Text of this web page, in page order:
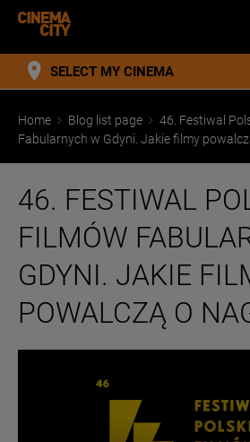
SELECT MY CINEMA
Home Blog list page
46. Festiwal
Fabularnych w Gdyni. Jakie filmy
46. FESTIWAL
FILMÓW
GDYNI. JAKIE
POWALCZĄ O